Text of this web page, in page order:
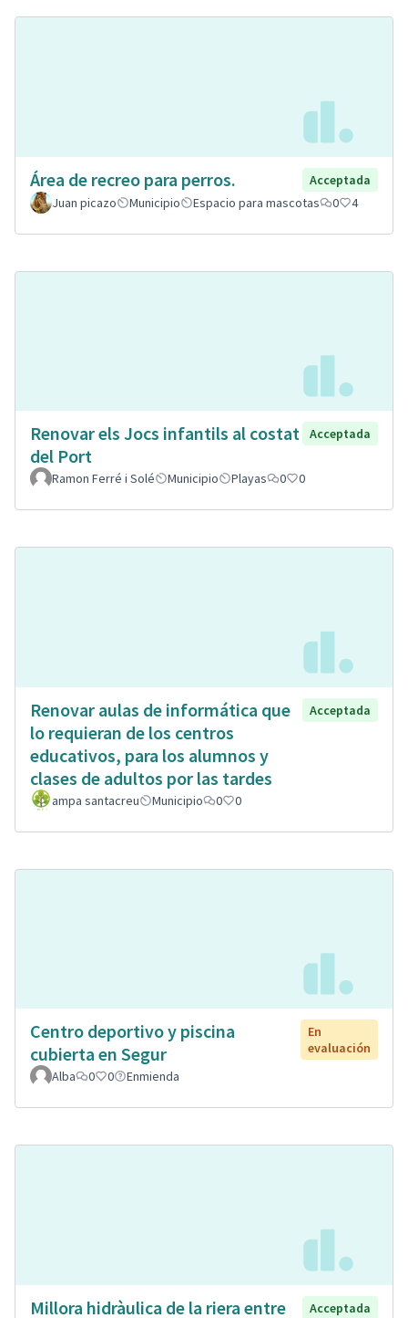
Área de recreo para perros.
Acceptada
Juan picazo
Municipio Espacio para mascotas 0 4
Renovar els Jocs infantils al costat
del Port
Acceptada
Ramon Ferré i Solé Municipio Playas 0 0
Renovar aulas de informática que
lo requieran de los centros
educativos, para los alumnos y
clases de adultos por las tardes
Acceptada
ampa santacreu Municipio 0 0
Centro deportivo y piscina
cubierta en Segur
En
evaluación
Alba
0 0 Enmienda
Millora hidràulica de la riera entre Acceptada